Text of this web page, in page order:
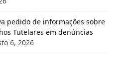
pedido de informações sobre
Tutelares em denúncias
6, 2026